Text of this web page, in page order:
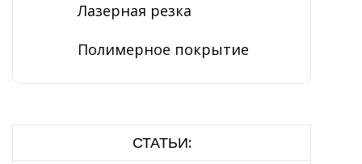
Лазерная резка
Полимерное покрытие
СТАТЬИ: